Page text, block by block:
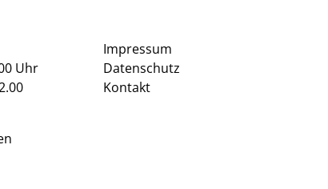
Uhr
Impressum
Datenschutz
Kontakt